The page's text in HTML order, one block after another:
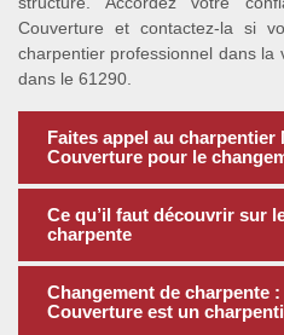
Couverture et contactez-la si
charpentier professionnel dans la
dans le 61290.
Faites appel au charpentier
Couverture pour le
Ce qu’il faut découvrir sur
charpente
Changement de charpente
Couverture est un